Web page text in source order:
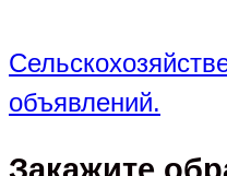
объявлений.